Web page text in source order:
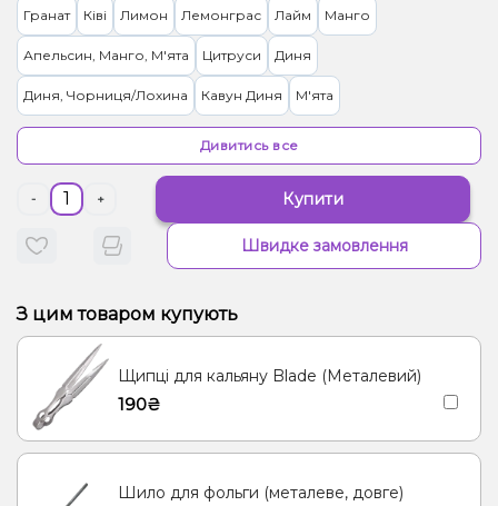
Гранат Ківі Лимон Лемонграс Лайм Манго
Апельсин, Манго, М'ята Цитруси Диня
Диня, Чорниця/Лохина Кавун Диня М'ята
Персик, Чай Ананас, Кокос, Ром Ананас, Манго
Лимонад, Грейпфрут
Кавун, Смородина Малина Жуйка (фруктова) Полуниця
Цукерки, Мультифрукт Грейпфрут, Полуниця, Малина
Банан, Вишня/Черешня Енергетик Яблуко Кокос, Молоко
Морозиво, Ягоди
Полуниця, Молоко Згущене молоко Ананас
Ялинка, Мандарин
Дивитись все
- + Купити
Швидке замовлення
З цим товаром купують
Щипці для кальяну Blade (Металевий)
190₴
Шило для фольги (металеве, довге)